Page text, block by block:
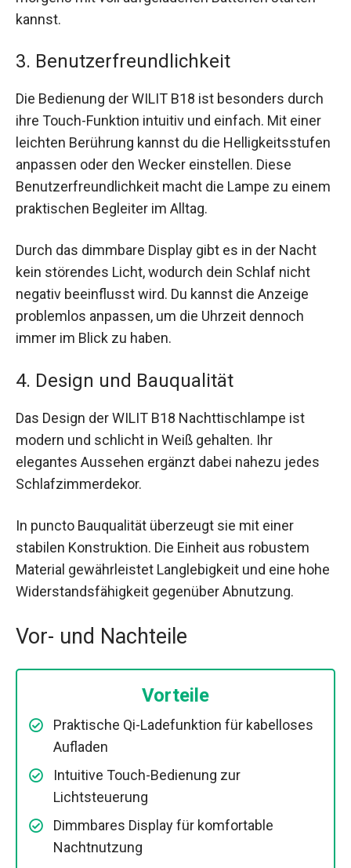
kannst.
3. Benutzerfreundlichkeit
Die Bedienung der WILIT B18 ist besonders durch
ihre Touch-Funktion intuitiv und einfach. Mit einer
leichten Berührung kannst du die Helligkeitsstufen
anpassen oder den Wecker einstellen. Diese
Benutzerfreundlichkeit macht die Lampe zu einem
praktischen Begleiter im Alltag.
Durch das dimmbare Display gibt es in der Nacht
kein störendes Licht, wodurch dein Schlaf nicht
negativ beeinflusst wird. Du kannst die Anzeige
problemlos anpassen, um die Uhrzeit dennoch
immer im Blick zu haben.
4. Design und Bauqualität
Das Design der WILIT B18 Nachttischlampe ist
modern und schlicht in Weiß gehalten. Ihr
elegantes Aussehen ergänzt dabei nahezu jedes
Schlafzimmerdekor.
In puncto Bauqualität überzeugt sie mit einer
stabilen Konstruktion. Die Einheit aus robustem
Material gewährleistet Langlebigkeit und eine hohe
Widerstandsfähigkeit gegenüber Abnutzung.
Vor- und Nachteile
Vorteile
Praktische Qi-Ladefunktion für kabelloses
Aufladen
Intuitive Touch-Bedienung zur
Lichtsteuerung
Dimmbares Display für komfortable
Nachtnutzung